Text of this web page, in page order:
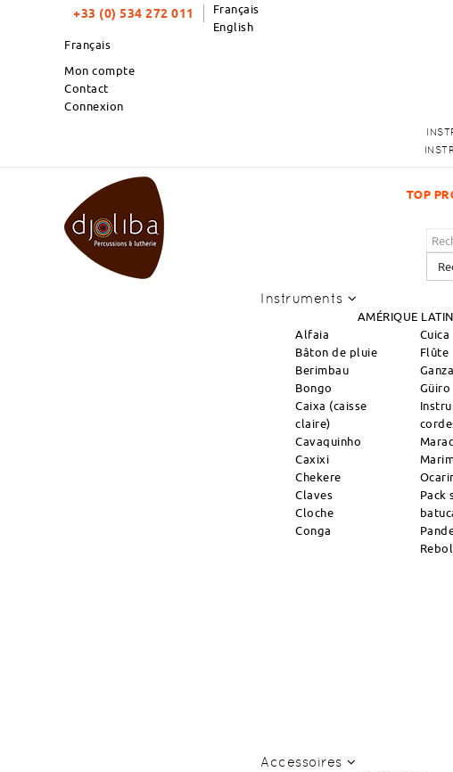
+33 (0) 534 272 011
Français
English
Français
Mon compte
Contact
Connexion
TOP PRODUITS DU MOIS : NOUVEL ARRIVAGE
Instruments
AMÉRIQUE
Alfaia
Bâton de pluie
Berimbau
Bongo
Caixa (caisse
claire)
Cavaquinho
Caxixi
Chekere
Claves
Cloche
Conga
Cuica
Flûte
Ganza
Güiro
Pack
Accessoires